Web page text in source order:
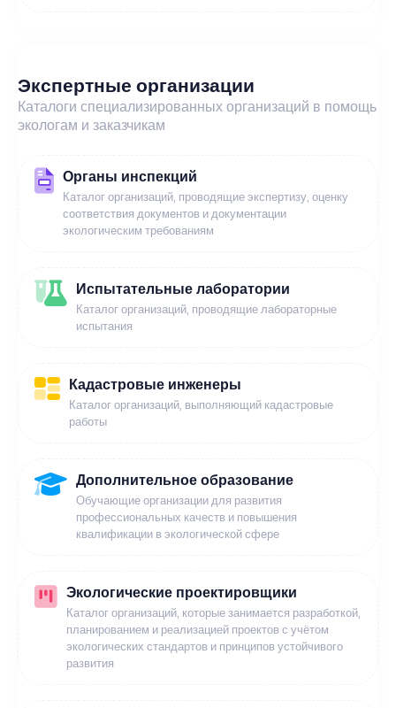
Экспертные организации
Каталоги специализированных организаций в помощь
экологам и заказчикам
Органы инспекций
Каталог организаций, проводящие экспертизу, оценку
соответствия документов и документации
экологическим требованиям
Испытательные лаборатории
Каталог организаций, проводящие лабораторные
испытания
Кадастровые инженеры
Каталог организаций, выполняющий кадастровые
работы
Дополнительное образование
Обучающие организации для развития
профессиональных качеств и повышения
квалификации в экологической сфере
Экологические проектировщики
Каталог организаций, которые занимается разработкой,
планированием и реализацией проектов с учётом
экологических стандартов и принципов устойчивого
развития